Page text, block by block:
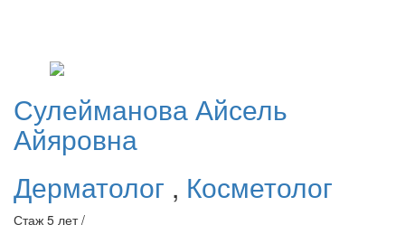
СулеймановаАйсель
Айяровна
Дерматолог , Косметолог
Стаж 5 лет /